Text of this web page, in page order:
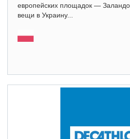
европейских площадок —
вещи в Украину...